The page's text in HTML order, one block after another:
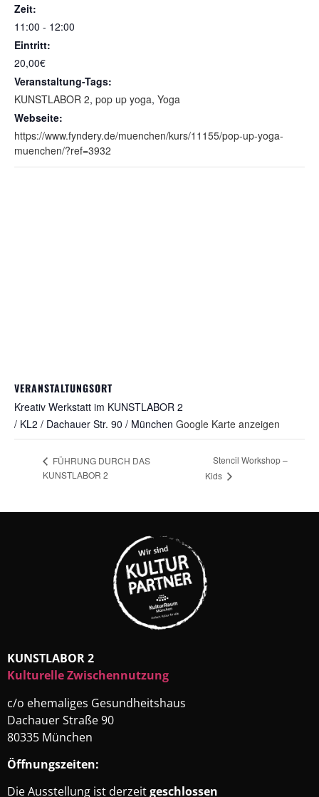
Zeit:
11:00 - 12:00
Eintritt:
20,00€
Veranstaltung-Tags:
KUNSTLABOR 2, pop up yoga, Yoga
Webseite:
https://www.fyndery.de/muenchen/kurs/11155/pop-up-yoga-
muenchen/?ref=3932
VERANSTALTUNGSORT
Kreativ Werkstatt im KUNSTLABOR 2
/ KL2 / Dachauer Str. 90 / München Google Karte anzeigen
FÜHRUNG DURCH DAS
KUNSTLABOR 2
Stencil Workshop –
Kids
KUNSTLABOR 2
Kulturelle Zwischennutzung
c/o ehemaliges Gesundheitshaus
Dachauer Straße 90
80335 München
Öffnungszeiten:
Die Ausstellung ist derzeitgeschlossen